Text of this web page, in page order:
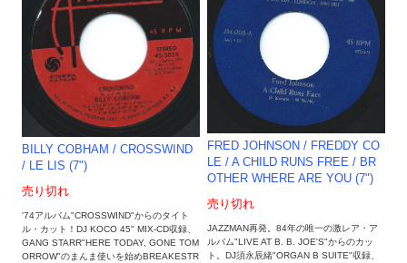
BILLY COBHAM / CROSSWIND
/ LE LIS (7")
売り切れ
'74アルバム"CROSSWIND"からのタイト
ル・カット！DJ KOCO 45" MIX-CD収録、
GANG STARR"HERE TODAY, GONE TOM
ORROW"のまんま使いを始めBREAKESTR
FRED JOHNSON / FREDDY CO
LE / A CHILD RUNS FREE / BR
OTHER WHERE ARE YOU (7")
売り切れ
JAZZMAN再発。84年の唯一の激レア・ア
ルバム"LIVE AT B. B. JOE'S"からのカッ
ト。DJ須永辰緒"ORGAN B SUITE"収録、